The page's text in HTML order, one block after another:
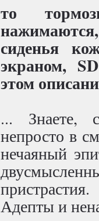
то
сиденья
экраном,
этом
... Знаете,
непросто в
нечаяный
Адепты и